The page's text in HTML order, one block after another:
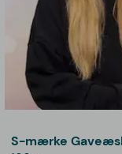
S-mærke